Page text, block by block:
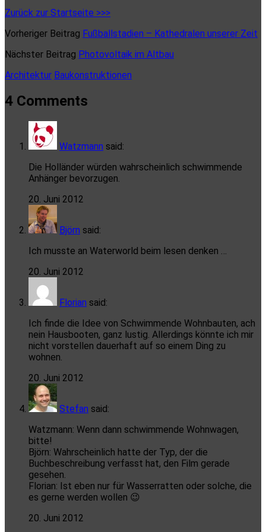
Zurück zur Startseite >>>
Vorheriger Beitrag Fußballstadien – Kathedralen unserer Zeit
Nächster Beitrag Photovoltaik im Altbau
Architektur Baukonstruktionen
4 Comments
Watzmann said:
Die Holländer würden wahrscheinlich schwimmende
Anhänger bevorzugen.
20. Juni 2012
Björn said:
Ich musste an Waterworld beim lesen denken …
20. Juni 2012
Florian said:
Ich finde die Idee von Schwimmende Wohnbauten, ach
nein Hausbooten, ganz lustig. Allerdings könnte ich mir
nicht vorstellen dauerhaft auf so einem Ding zu
wohnen.
20. Juni 2012
Stefan said:
Watzmann: Wenn dann schwimmende Wohnwagen,
bitte!
Björn: Wahrscheinlich hatte der Typ, der die
Buchbeschreibung verfasst hat, den Film gerade
gesehen.
Florian: Ist eben nur für Wasserratten oder solche, die
es gerne werden wollen 😉
20. Juni 2012